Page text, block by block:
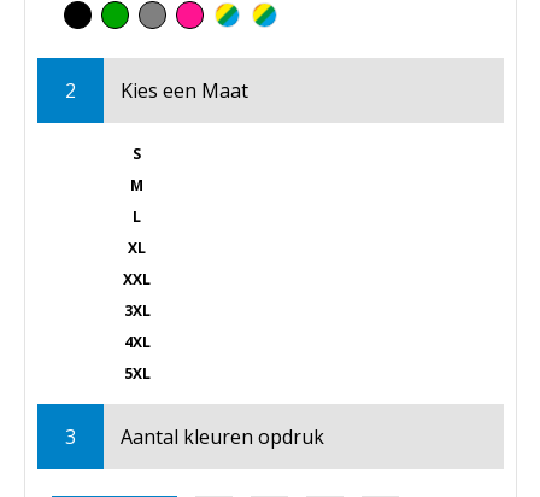
2 Kies een Maat
S
M
L
XL
XXL
3XL
4XL
5XL
3 Aantal kleuren opdruk